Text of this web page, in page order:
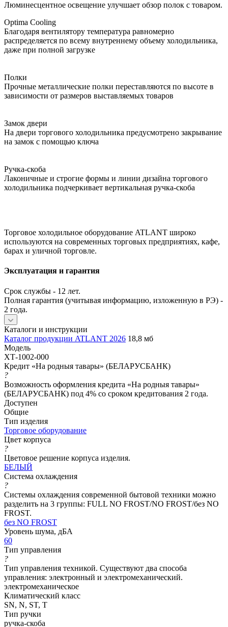
Люминесцентное освещение улучшает обзор полок с товаром.
Optima Cooling
Благодаря вентилятору температура равномерно
распределяется по всему внутреннему объему холодильника,
даже при полной загрузке
Полки
Прочные металлические полки переставляются по высоте в
зависимости от размеров выставляемых товаров
Замок двери
На двери торгового холодильника предусмотрено закрывание
на замок с помощью ключа
Ручка-скоба
Лаконичные и строгие формы и линии дизайна торгового
холодильника подчеркивает вертикальная ручка-скоба
Торговое холодильное оборудование ATLANT широко
используются на современных торговых предприятиях, кафе,
барах и уличной торговле.
Эксплуатация и гарантия
Срок службы - 12 лет.
Полная гарантия (учитывая информацию, изложенную в РЭ) -
2 года.
Каталоги и инструкции
Каталог продукции ATLANT 2026 18,8 мб
Модель
ХТ-1002-000
Кредит «На родныя тавары» (БЕЛАРУСБАНК)
?
Возможность оформления кредита «На родныя тавары»
(БЕЛАРУСБАНК) под 4% со сроком кредитования 2 года.
Доступен
Общие
Тип изделия
Торговое оборудование
Цвет корпуса
?
Цветовое решение корпуса изделия.
БЕЛЫЙ
Система охлаждения
?
Системы охлаждения современной бытовой техники можно
разделить на 3 группы: FULL NO FROST/NO FROST/без NO
FROST.
без NO FROST
Уровень шума, дБА
60
Тип управления
?
Тип управления техникой. Существуют два способа
управления: электронный и электромеханический.
электромеханическое
Климатический класс
SN, N, ST, T
Тип ручки
ручка-скоба